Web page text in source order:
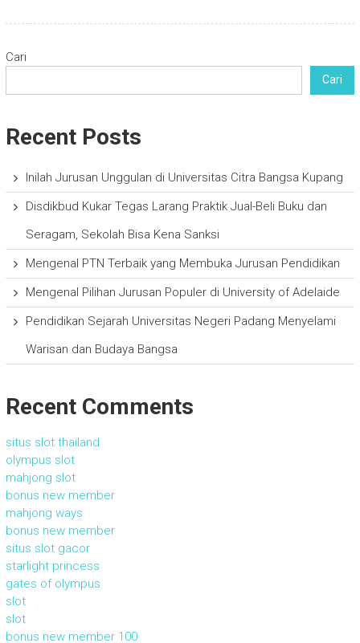
Cari
Cari
Recent Posts
Inilah Jurusan Unggulan di Universitas Citra Bangsa Kupang
Disdikbud Kukar Tegas Larang Praktik Jual-Beli Buku dan
Seragam, Sekolah Bisa Kena Sanksi
Mengenal PTN Terbaik yang Membuka Jurusan Pendidikan
Mengenal Pilihan Jurusan Populer di University of Adelaide
Pendidikan Sejarah Universitas Negeri Padang Menyelami
Warisan dan Budaya Bangsa
Recent Comments
situs slot thailand
olympus slot
mahjong slot
bonus new member
mahjong ways
bonus new member
situs slot gacor
starlight princess
gates of olympus
slot
slot
bonus new member 100